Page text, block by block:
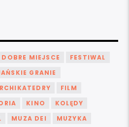
DOBRE MIEJSCE
FESTIWAL
GRANIE
FILM
KINO
KOLĘDY
MUZA DEI
MUZYKA